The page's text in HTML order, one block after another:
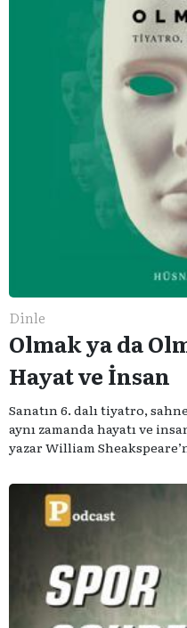
Dinle
Olmak ya da
Hayat ve İnsan
Sanatın 6. dalı tiyatro,
aynı zamanda hayatı ve
yazar William
serimizde; tiyatroyu,
konuşuyoruz..